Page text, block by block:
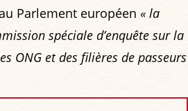
Parlement européen « la
spéciale d’enquête sur la
ONG et des filières de passeurs